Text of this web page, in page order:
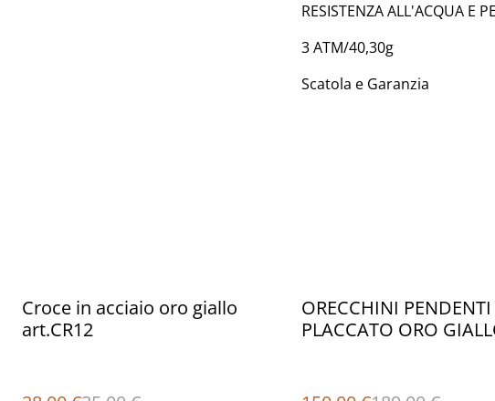
RESISTENZA ALL'ACQUA E
3 ATM/40,30g
Scatola e Garanzia
%
Croce in acciaio oro giallo
art.CR12
%
ORECCHINI PENDENTI
PLACCATO ORO